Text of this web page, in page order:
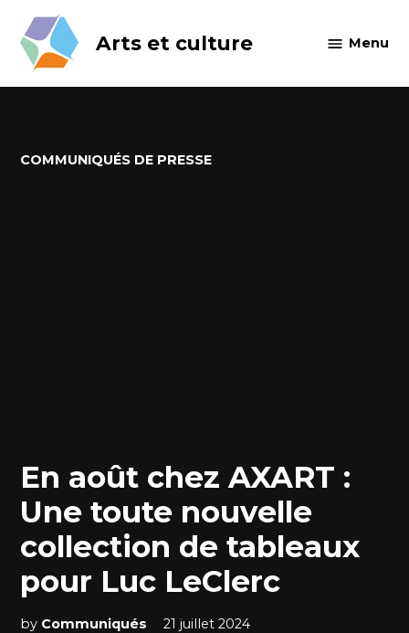
content
Arts et culture Menu
POSTED
COMMUNIQUÉS DE PRESSE
En août chez AXART :
Une toute nouvelle
collection de tableaux
pour Luc LeClerc
by Communiqués
21 juillet 2024